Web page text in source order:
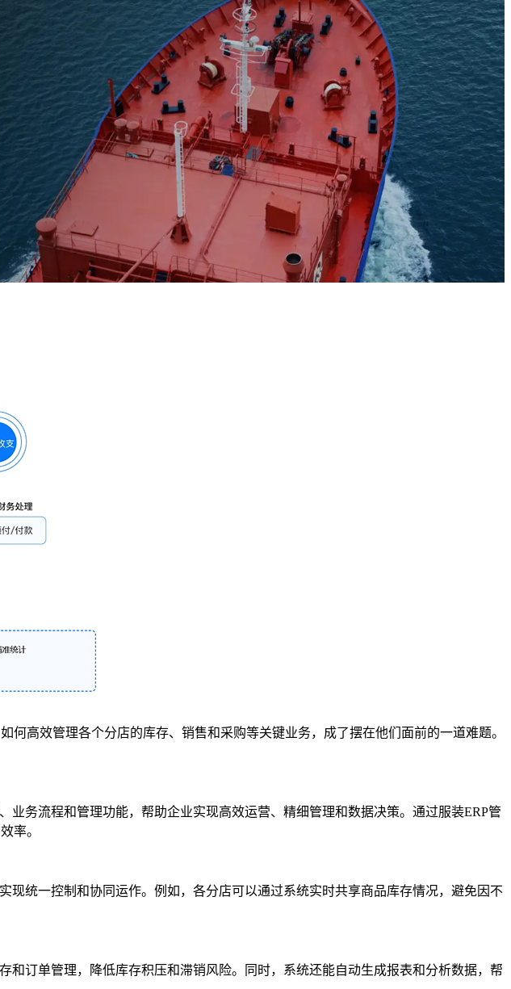
高效管理各个分店的库存、销售和采购等关键业务，成了摆在他们面前的一道难题。
务流程和管理功能，帮助企业实现高效运营、精细管理和数据决策。通过服装ERP管
率。
统一控制和协同运作。例如，各分店可以通过系统实时共享商品库存情况，避免因不
订单管理，降低库存积压和滞销风险。同时，系统还能自动生成报表和分析数据，帮